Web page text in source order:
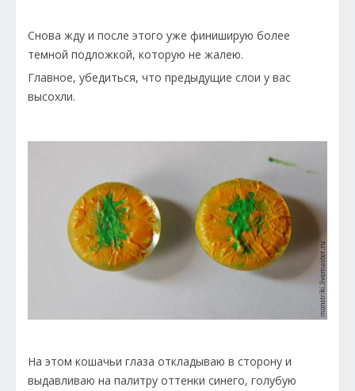
Снова жду и после этого уже финиширую более
темной подложкой, которую не жалею.
Главное, убедиться, что предыдущие слои у вас
высохли.
На этом кошачьи глаза откладываю в сторону и
выдавливаю на палитру оттенки синего, голубую